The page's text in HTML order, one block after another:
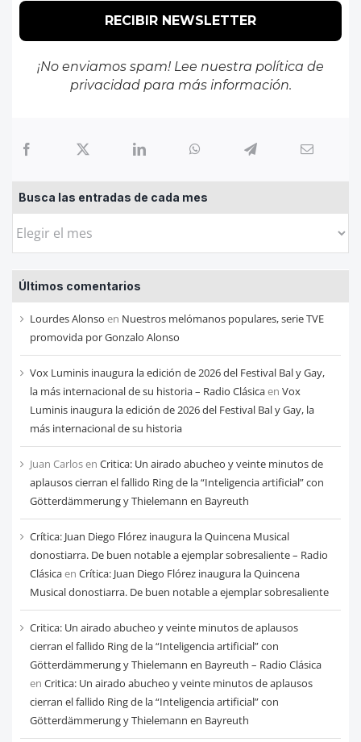
¡No enviamos spam! Lee nuestra política de
privacidadpara más información.
Busca las entradas de cada mes
Busca
entradas
de
cada
mes
Últimos comentarios
Lourdes Alonso en Nuestros melómanos populares, serie TVE
promovida por Gonzalo Alonso
Vox Luminis inaugura la edición de 2026 del Festival Bal y Gay,
la más internacional de su historia – Radio Clásicaen Vox
Luminis inaugura la edición de 2026 del Festival Bal y Gay, la
más internacional de su historia
Juan Carlosen Critica: Un airado abucheo y veinte minutos de
aplausos cierran el fallido Ring de la “Inteligencia artificial” con
Götterdämmerung y Thielemann en Bayreuth
Crítica: Juan Diego Flórez inaugura la Quincena Musical
donostiarra. De buen notable a ejemplar sobresaliente – Radio
Clásicaen Crítica: Juan Diego Flórez inaugura la Quincena
Musical donostiarra. De buen notable a ejemplar sobresaliente
Critica: Un airado abucheo y veinte minutos de aplausos
cierran el fallido Ring de la “Inteligencia artificial” con
Götterdämmerung y Thielemann en Bayreuth – Radio Clásica
en Critica: Un airado abucheo y veinte minutos de aplausos
cierran el fallido Ring de la “Inteligencia artificial” con
Götterdämmerung y Thielemann en Bayreuth